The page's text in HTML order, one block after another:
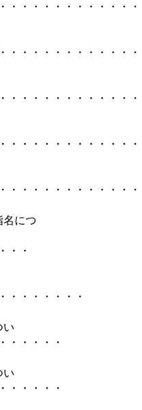
・・・・・・・・・・・
・・・・・・・・・・・
・・・・・・・・・・・
・・・・・・・・・・・
・・・・・・・・・・・
につ
・・・
・・・・・・・・
・・・・・・
・・・・・・